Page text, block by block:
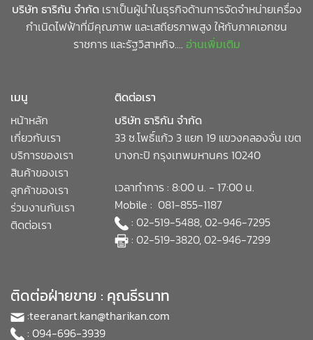
บริษัท ธาริกัน จำกัดเราเป็นผู้นำในธุรกิจด้านการจัดจำหน่ายเครื่อง
กำเนิดไฟฟ้าที่มีคุณภาพ และเสถียรภาพสูง ให้กับภาคเอกชน
ราชการ และรัฐวิสาหกิจ.... อ่านเพิ่มเติม
เมนู
หน้าหลัก
เกี่ยวกับเรา
บริการของเรา
สินค้าของเรา
ลูกค้าของเรา
ร่วมงานกับเรา
ติดต่อเรา
ติดต่อเรา
บริษัท ธาริกัน จำกัด
33 ซ.โพธิ์แก้ว 3 แยก 19 แขวงคลองจั่น เขต
บางกะปิ กรุงเทพมหานคร 10240
เวลาทำการ : 8:00 น. - 17:00 น.
Mobile : 081-855-1187
: 02-519-5488, 02-946-7295
: 02-519-3820, 02-946-7299
ติดต่อฝ่ายขาย : คุณธีรนาท
:teeranart.kan@tharikan.com
: 094-696-3939